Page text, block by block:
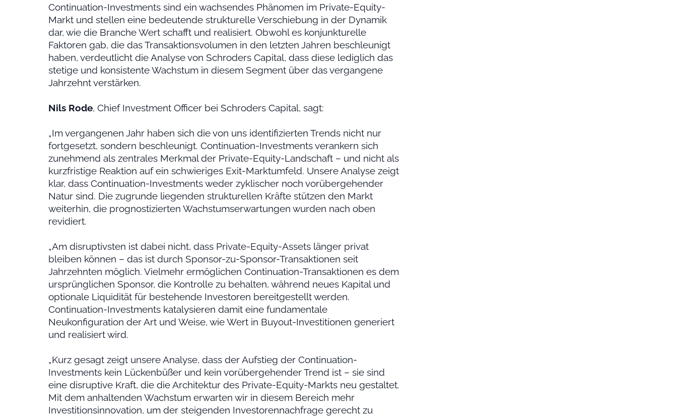
Continuation-Investments sind ein wachsendes Phänomen im Private-Equity-
Markt und stellen eine bedeutende strukturelle Verschiebung in der Dynamik
dar, wie die Branche Wert schafft und realisiert. Obwohl es konjunkturelle
Faktoren gab, die das Transaktionsvolumen in den letzten Jahren beschleunigt
haben, verdeutlicht die Analyse von Schroders Capital, dass diese lediglich das
stetige und konsistente Wachstum in diesem Segment über das vergangene
Jahrzehnt verstärken.
Nils Rode, Chief Investment Officer bei Schroders Capital, sagt:
„Im vergangenen Jahr haben sich die von uns identifizierten Trends nicht nur
fortgesetzt, sondern beschleunigt. Continuation-Investments verankern sich
zunehmend als zentrales Merkmal der Private-Equity-Landschaft – und nicht als
kurzfristige Reaktion auf ein schwieriges Exit-Marktumfeld. Unsere Analyse zeigt
klar, dass Continuation-Investments weder zyklischer noch vorübergehender
Natur sind. Die zugrunde liegenden strukturellen Kräfte stützen den Markt
weiterhin, die prognostizierten Wachstumserwartungen wurden nach oben
revidiert.
„Am disruptivsten ist dabei nicht, dass Private-Equity-Assets länger privat
bleiben können – das ist durch Sponsor-zu-Sponsor-Transaktionen seit
Jahrzehnten möglich. Vielmehr ermöglichen Continuation-Transaktionen es dem
ursprünglichen Sponsor, die Kontrolle zu behalten, während neues Kapital und
optionale Liquidität für bestehende Investoren bereitgestellt werden.
Continuation-Investments katalysieren damit eine fundamentale
Neukonfiguration der Art und Weise, wie Wert in Buyout-Investitionen generiert
und realisiert wird.
„Kurz gesagt zeigt unsere Analyse, dass der Aufstieg der Continuation-
Investments kein Lückenbüßer und kein vorübergehender Trend ist – sie sind
eine disruptive Kraft, die die Architektur des Private-Equity-Markts neu gestaltet.
Mit dem anhaltenden Wachstum erwarten wir in diesem Bereich mehr
Investitionsinnovation, um der steigenden Investorennachfrage gerecht zu